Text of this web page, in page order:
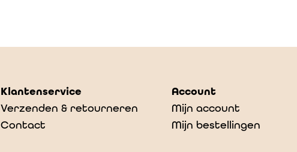
Klantenservice
Verzenden & retourneren
Contact
Account
Mijn account
Mijn bestellingen